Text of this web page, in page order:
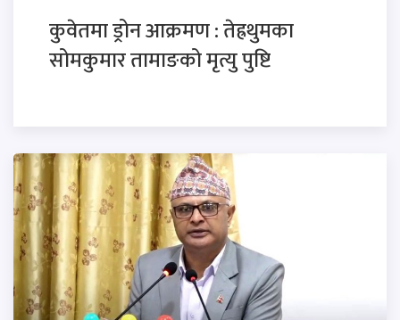
कुवेतमा ड्रोन आक्रमण : तेह्रथुमका
सोमकुमार तामाङको मृत्यु पुष्टि